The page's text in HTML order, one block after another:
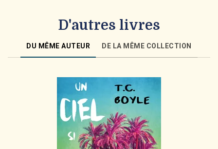
D'autres livres
DU MÊME AUTEUR DE LA MÊME COLLECTION